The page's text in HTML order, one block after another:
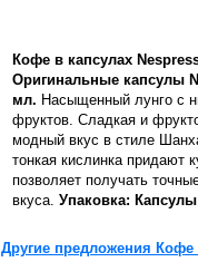
Кофе в капсулах
Оригинальные капсулы
мл. Насыщенный лунго с
фруктов. Сладкая и
модный вкус в стиле
тонкая кислинка придают
позволяет получать
вкуса. Упаковка:
Другие предложения Кофе